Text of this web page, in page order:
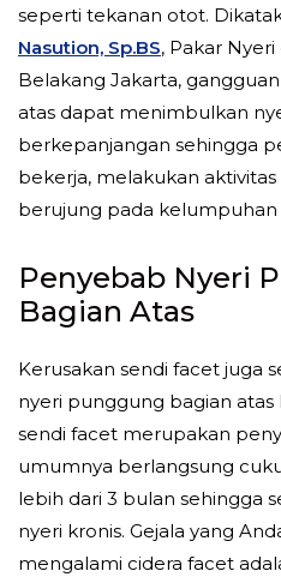
seperti tekanan otot.
Nasution, Sp.BS, Pakar
Belakang Jakarta,
atas dapat menimbulkan
berkepanjangan sehingga
bekerja, melakukan
berujung pada kelumpuhan
Penyebab Nyeri
Bagian Atas
Kerusakan sendi facet juga
nyeri punggung bagian atas
sendi facet merupakan
umumnya berlangsung
lebih dari 3 bulan sehingga
nyeri kronis. Gejala yang
mengalami cidera facet